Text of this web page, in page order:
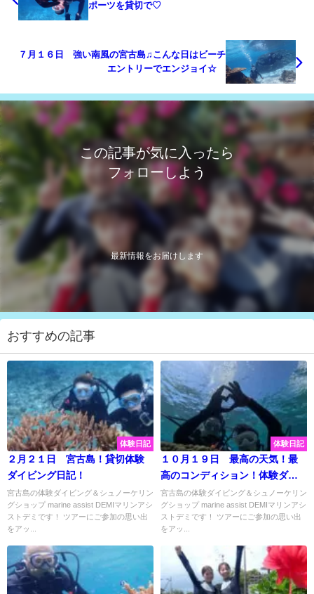
ポーツを貸切で♡
７月１６日 強い南風の宮古島♫こんな日はビーチ
エントリーでエンジョイ☆
この記事が気に入ったら
フォローしよう
最新情報をお届けします
おすすめの記事
体験日記
２月２１日 宮古島！貸切体験
ダイビング日記！
宮古島の体験ダイビング＆シュノーケリン
グショップ marine assist DEMIマリンアシ
ストデミです！ ツアーにご参加の思い出
をアッ...
体験日記
１０月１９日 最高の天気！最
高のコンディション！体験ダイ
ビングでキレイな海を楽しんで
きました♡
宮古島の体験ダイビング＆シュノーケリン
グショップ marine assist DEMIマリンアシ
ストデミです！ ツアーにご参加の思い出
をアッ...